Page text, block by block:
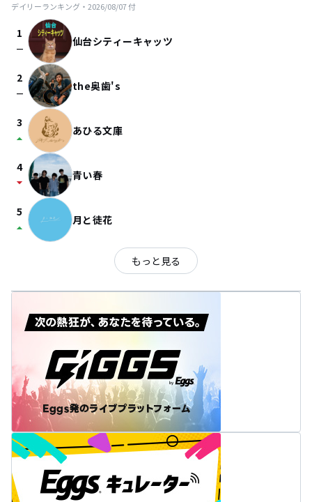
デイリーランキング・ 2026/08/07付
1
check_indeterminate_small 仙台シティーキャッツ
2
check_indeterminate_small the奥歯's
3
arrow_drop_up あひる文庫
4
arrow_drop_down 青い春
5
arrow_drop_up 月と徒花
もっと見る